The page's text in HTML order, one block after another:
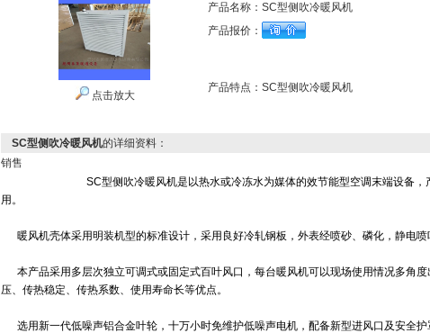
点击放大
产品名称： SC型侧吹冷暖风机
产品报价：
产品特点： SC型侧吹冷暖风机
SC型侧吹冷暖风机的详细资料：
销售
SC型侧吹冷暖风机是以热水或冷冻水为媒体的效节能型空调末端设备
用。
暖风机壳体采用明装机型的标准设计，采用良好冷轧钢板，外表经喷砂、磷化，静电
本产品采用多层次独立可调式或固定式百叶风口，每台暖风机可以现场使用情况多角
压、传热稳定、传热系数、使用寿命长等优点。
选用新一代低噪声铝合金叶轮，十万小时免维护低噪声电机，配备新型进风口及安全护